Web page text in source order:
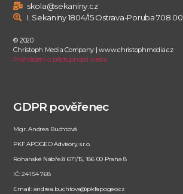
skola@sekaniny.cz
I. Sekaniny 1804/15 Ostrava-Poruba 708 00
© 2020
Christoph Media Company | www.christophmedia.cz
Prohlášení o přístupnosti webu
GDPR pověřenec
Mgr. Andrea Buchtová
PKF APOGEO Advisory, s.r.o.
Rohanské Nábřeží 671/15, 186 00 Praha 8
IČ: 241 54 768
Email: andrea.buchtova@pkfapogeo.cz